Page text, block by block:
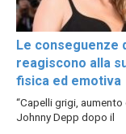
Le conseguenze
reagiscono alla
fisica ed emotiva
“Capelli grigi,
Johnny Depp dopo il